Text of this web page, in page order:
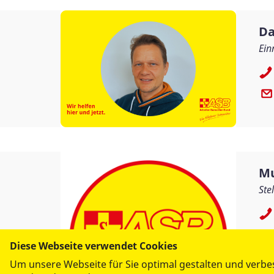
Diese Webseite verwendet Cookies
Um unsere Webseite für Sie optimal gestalten und